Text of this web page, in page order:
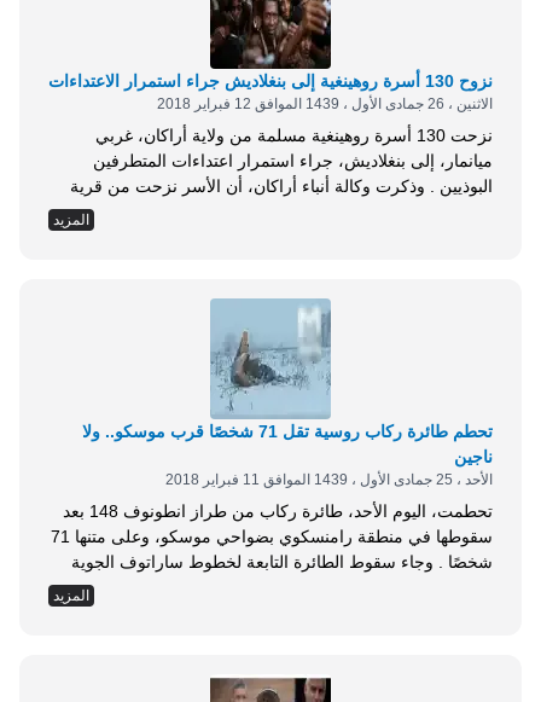
نزوح 130 أسرة روهينغية إلى بنغلاديش جراء استمرار الاعتداءات
الاثنين ، 26 جمادى الأول ، 1439 الموافق 12 فبراير 2018
نزحت 130 أسرة روهينغية مسلمة من ولاية أراكان، غربي
ميانمار، إلى بنغلاديش، جراء استمرار اعتداءات المتطرفين
البوذيين . وذكرت وكالة أنباء أراكان، أن الأسر نزحت من قرية
سندي فرانغ، شرقي مدينة بوسيدونغ،في ولاية أراكان . وأضافت
أن مقطع فيديو أظهر خروج عشرات الأسر من منازلها متوجهة
المزيد
تحطم طائرة ركاب روسية تقل 71 شخصًا قرب موسكو.. ولا
ناجين
الأحد ، 25 جمادى الأول ، 1439 الموافق 11 فبراير 2018
تحطمت، اليوم الأحد، طائرة ركاب من طراز انطونوف 148 بعد
سقوطها في منطقة رامنسكوي بضواحي موسكو، وعلى متنها 71
شخصًا . وجاء سقوط الطائرة التابعة لخطوط ساراتوف الجوية
عقب إقلاعها بسبع دقائق من مطار دوموديدوفو في العاصمة
الروسية . وأعلنت السلطات الروسية، في وقت لاحق، عدم وجود
المزيد